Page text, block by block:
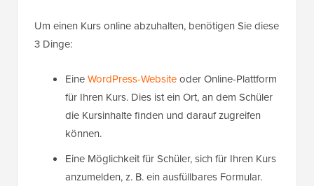
Um einen Kurs online abzuhalten, benötigen Sie diese
3 Dinge:
EineWordPress-Websiteoder Online-Plattform
für Ihren Kurs. Dies ist ein Ort, an dem Schüler
die Kursinhalte finden und darauf zugreifen
können.
Eine Möglichkeit für Schüler, sich für Ihren Kurs
anzumelden, z. B. ein ausfüllbares Formular.